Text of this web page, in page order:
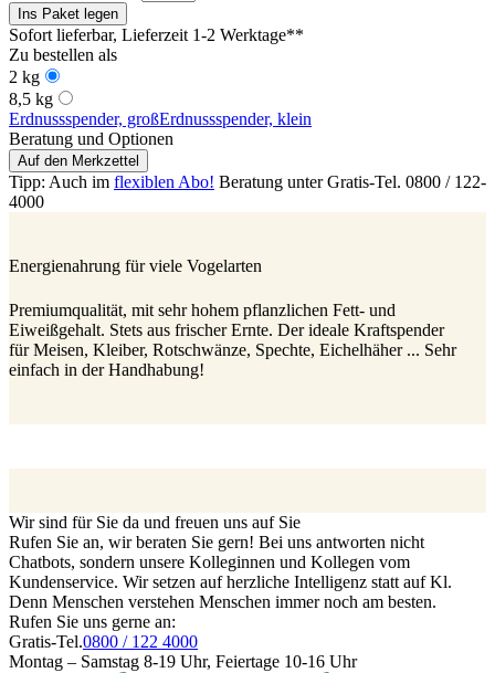
Ins Paket legen
Sofort lieferbar, Lieferzeit 1-2 Werktage**
Zu bestellen als
2 kg
8,5 kg
Erdnussspender, großErdnussspender, klein
Beratung und Optionen
Auf den Merkzettel
Tipp: Auch im flexiblen Abo! Beratung unter Gratis-Tel. 0800 / 122-
4000
Energienahrung für viele Vogelarten
Premiumqualität, mit sehr hohem pflanzlichen Fett- und
Eiweißgehalt. Stets aus frischer Ernte. Der ideale Kraftspender
für Meisen, Kleiber, Rotschwänze, Spechte, Eichelhäher ... Sehr
einfach in der Handhabung!
Wir sind für Sie da und freuen uns auf Sie
Rufen Sie an, wir beraten Sie gern! Bei uns antworten nicht
Chatbots, sondern unsere Kolleginnen und Kollegen vom
Kundenservice. Wir setzen auf herzliche Intelligenz statt auf Kl.
Denn Menschen verstehen Menschen immer noch am besten.
Rufen Sie uns gerne an:
Gratis-Tel.0800 / 122 4000
Montag – Samstag 8-19 Uhr, Feiertage 10-16 Uhr